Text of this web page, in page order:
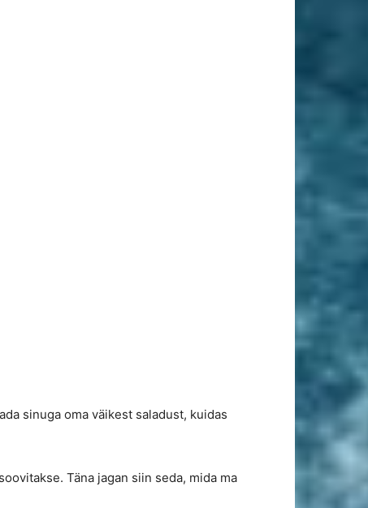
sinuga oma väikest saladust, kuidas
Täna jagan siin seda, mida ma